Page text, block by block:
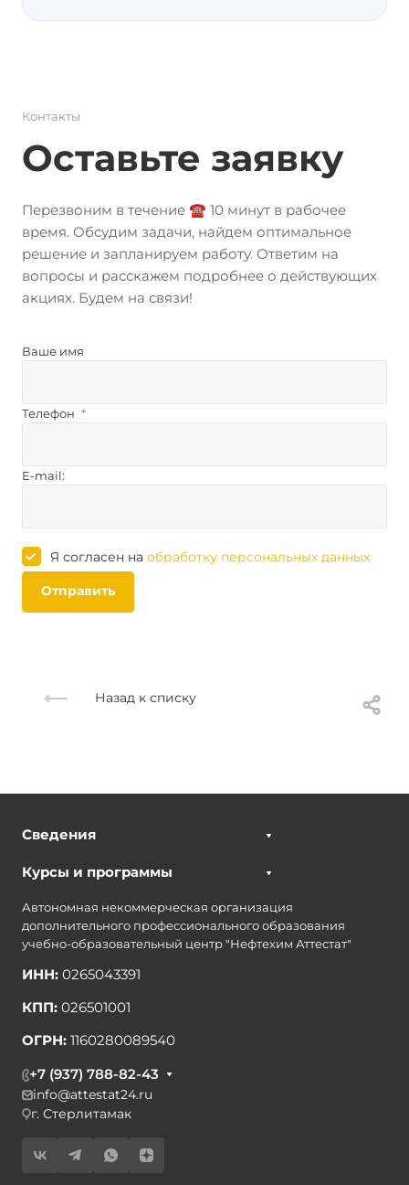
Контакты
Оставьте заявку
Перезвоним в течение ☎️ 10 минут в рабочее
время. Обсудим задачи, найдем оптимальное
решение и запланируем работу. Ответим на
вопросы и расскажем подробнее о действующих
акциях. Будем на связи!
Ваше имя
Телефон *
E-mail:
Я согласен на обработку персональных данных
Отправить
Назад к списку
Сведения
Курсы и программы
Автономная некоммерческая организация
дополнительного профессионального образования
учебно-образовательный центр "Нефтехим Аттестат"
ИНН: 0265043391
КПП: 026501001
ОГРН: 1160280089540
+7 (937) 788-82-43
info@attestat24.ru
г. Стерлитамак